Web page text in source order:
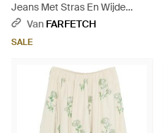
Jeans Met Stras En Wijde
Pijpen - Blauw
Van FARFETCH
SALE